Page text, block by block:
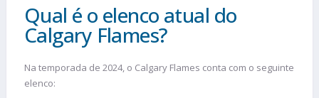
Qual é o elenco atual do
Calgary Flames?
Na temporada de 2024, o Calgary Flames conta com o seguinte
elenco: